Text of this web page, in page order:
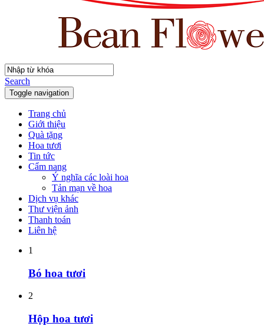
Search
Toggle navigation
Trang chủ
Giới thiệu
Quà tặng
Hoa tươi
Tin tức
Cẩm nang
Ý nghĩa các loài hoa
Tản mạn về hoa
Dịch vụ khác
Thư viện ảnh
Thanh toán
Liên hệ
1
Bó hoa tươi
2
Hộp hoa tươi